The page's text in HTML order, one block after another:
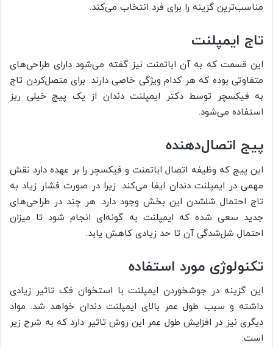
مناسب‌ترین گزینه را برای فرد انتخاب می‌کند.
تاج ایمپلنت
این قسمت که به آن اباتمنت نیز گفته می‌شود دارای طراحی‌های
متفاوتی بوده که هر کدام ویژگی خاصی دارند. برای متصل‌کردن تاج
به فیکسچر توسط دکتر ایمپلنت دندان از یک پیچ خیلی ریز
استفاده می‌شود.
پیج اتصال‌‌دهنده
این پیج که وظیفه اتصال اباتمنت و فیکسچر را بر عهده دارد نقش
مهمی در ایمپلنت دندان ایفا می‌کند. زیرا در صورت فشار زیاد به
تاج احتمال شل­شدن این بخش وجود دارد. هر چند در طراحی‌های
جدید سعی شده که ایمپلنت به ‌گونه‌ای انجام شود تا میزان
احتمال شل‌شدگی آن تا حد زیادی کاهش یابد.
تکنولوژی مورد استفاده
این گزینه در جوش­خوردن ایمپلنت با استخوان فک تاثیر زیادی
داشته و سبب طول عمر بالای ایمپلنت دندان خواهد شد. مواد
دیگری نیز در افزایش طول عمر این روش تاثیر دارد که به شرح زیر
است: